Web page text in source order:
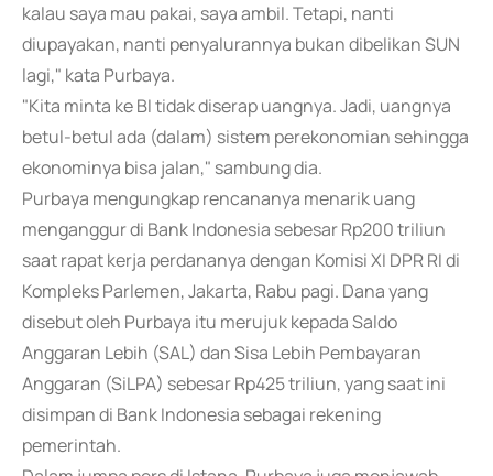
kalau saya mau pakai, saya ambil. Tetapi, nanti
diupayakan, nanti penyalurannya bukan dibelikan SUN
lagi," kata Purbaya.
"Kita minta ke BI tidak diserap uangnya. Jadi, uangnya
betul-betul ada (dalam) sistem perekonomian sehingga
ekonominya bisa jalan," sambung dia.
Purbaya mengungkap rencananya menarik uang
menganggur di Bank Indonesia sebesar Rp200 triliun
saat rapat kerja perdananya dengan Komisi XI DPR RI di
Kompleks Parlemen, Jakarta, Rabu pagi. Dana yang
disebut oleh Purbaya itu merujuk kepada Saldo
Anggaran Lebih (SAL) dan Sisa Lebih Pembayaran
Anggaran (SiLPA) sebesar Rp425 triliun, yang saat ini
disimpan di Bank Indonesia sebagai rekening
pemerintah.